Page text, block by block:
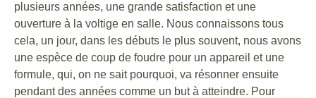
plusieurs années, une grande satisfaction et une
ouverture à la voltige en salle. Nous connaissons tous
cela, un jour, dans les débuts le plus souvent, nous avons
une espèce de coup de foudre pour un appareil et une
formule, qui, on ne sait pourquoi, va résonner ensuite
pendant des années comme un but à atteindre. Pour